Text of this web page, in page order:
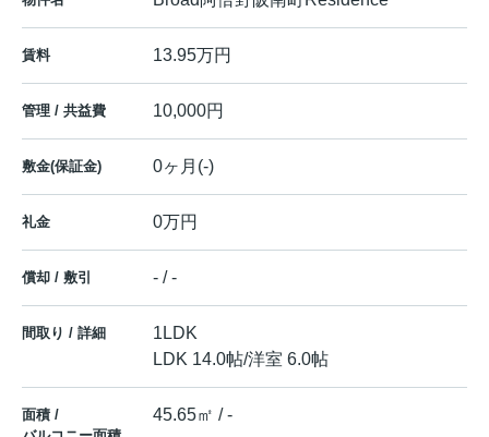
賃料 13.95万円
管理 / 共益費 10,000円
敷金(保証金) 0ヶ月(-)
礼金 0万円
償却 / 敷引 - / -
間取り / 詳細
1LDK
LDK 14.0帖/洋室 6.0帖
面積 /
45.65㎡ / -